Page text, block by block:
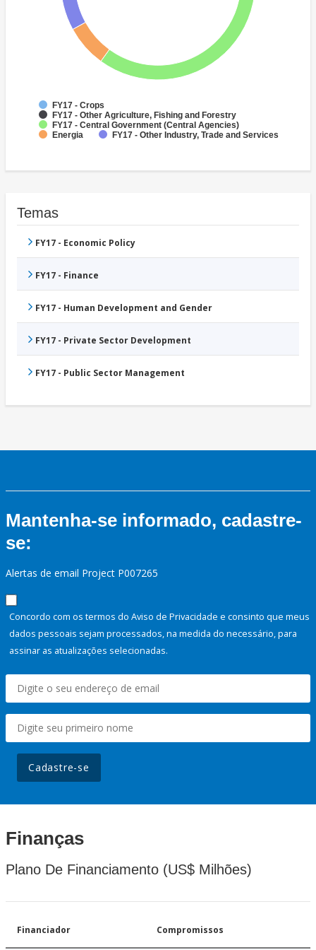
FY17 - Crops
FY17 - Other Agriculture, Fishing and Forestry
FY17 - Central Government (Central Agencies)
Energia
FY17 - Other Industry, Trade and Services
Temas
FY17 - Economic Policy
FY17 - Finance
FY17 - Human Development and Gender
FY17 - Private Sector Development
FY17 - Public Sector Management
Mantenha-se informado, cadastre-
se:
Alertas de email Project P007265
Concordo com os termos do Aviso de Privacidade e consinto que meus
dados pessoais sejam processados, na medida do necessário, para
assinar as atualizações selecionadas.
Cadastre-se
Finanças
Plano De Financiamento (US$ Milhões)
Financiador Compromissos